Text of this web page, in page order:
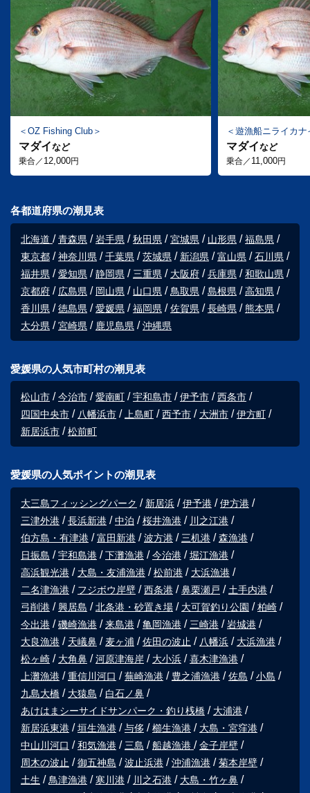
OZ Fishing Club
マダイなど
乗合／ 12,000円
遊漁船ニライカナ
マダイなど
乗合／ 11,000円
各都道府県の潮見表
北海道 青森県 岩手県 秋田県 宮城県 山形県
福島県
東京都
神奈川県 千葉県 茨城県 新潟県 富山県
石川県
福井県
愛知県 静岡県 三重県 大阪府 兵庫県
和歌山県
京都府
広島県 岡山県 山口県 鳥取県 島根県
高知県
香川県
徳島県 愛媛県 福岡県 佐賀県 長崎県
熊本県
大分県
宮崎県 鹿児島県 沖縄県
愛媛県の人気市町村の潮見表
松山市 今治市 愛南町 宇和島市 伊予市
西条市
四国中央市
八幡浜市 上島町 西予市 大洲市
伊方町
新居浜市
松前町
愛媛県の人気ポイントの潮見表
大三島フィッシングパーク 新居浜 伊予港
伊方港
三津外港
長浜新港 中泊 桜井漁港
川之江港
伯方島・有津港
富田新港 波方港 三机港
森漁港
日振島
宇和島港 下灘漁港 今治港
堀江漁港
高浜観光港
大島・友浦漁港 松前港
大浜漁港
二名津漁港
フジボウ岸壁 西条港 鼻栗瀬戸
土手内港
弓削港
興居島 北条港・砂置き場 大可賀釣り公園
柏崎
今出港
磯崎漁港 来島港 亀岡漁港 三崎港
岩城港
大良漁港
天嶬鼻 麦ヶ浦 佐田の波止 八幡浜
大浜漁港
松ヶ崎
大角鼻 河原津海岸 大小浜
喜木津漁港
上灘漁港
重信川河口 蕪崎漁港 豊之浦漁港 佐島
小島
九島大橋
大猿島
白石ノ鼻
あけはまシーサイドサンパーク・釣り桟橋
大浦港
新居浜東港
垣生漁港 与侈 櫛生漁港
大島・宮窪港
中山川河口
和気漁港 三島 船越漁港
金子岸壁
周木の波止
御五神島 波止浜港 沖浦漁港
菊本岸壁
土生
鳥津漁港 寒川港 川之石港
大島・竹ヶ鼻